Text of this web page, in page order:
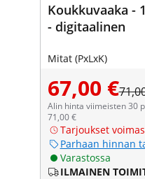
Koukkuvaaka -
- digitaalinen
Mitat (PxLxK)
67,00 €
Alin hinta viimeisten 30
71,00 €
Tarjoukset
Parhaan hinnan
Varastossa
ILMAINEN